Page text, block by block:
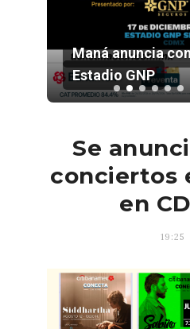
en el
Listo el
2026
Se
conciertos
en
19:25